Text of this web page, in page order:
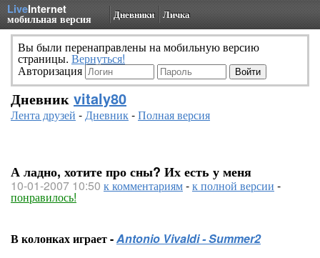
LiveInternet
мобильная версия Дневники Личка
Вы были перенаправлены на мобильную версию
страницы. Вернуться!
Авторизация
Дневник vitaly80
Лента друзей -Дневник-Полная версия
А ладно, хотите про сны? Их есть у меня
10-01-2007 10:50 к комментариям-к полной версии -
понравилось!
В колонках играет -Antonio Vivaldi - Summer2